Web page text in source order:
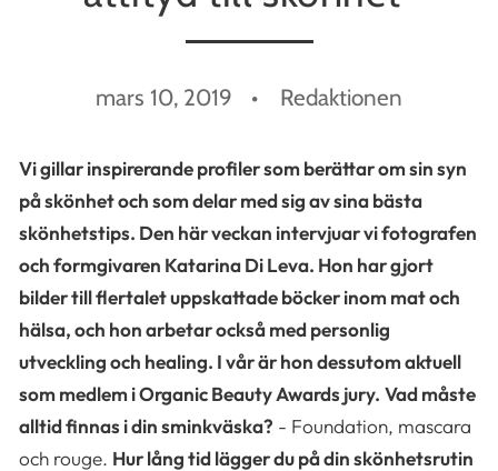
mars 10, 2019 Redaktionen
Vi gillar inspirerande profiler som berättar om sin syn
på skönhet och som delar med sig av sina bästa
skönhetstips. Den här veckan intervjuar vi fotografen
och formgivaren Katarina Di Leva. Hon har gjort
bilder till flertalet uppskattade böcker inom mat och
hälsa, och hon arbetar också med personlig
utveckling och healing. I vår är hon dessutom aktuell
som medlem i Organic Beauty Awards jury. Vad måste
alltid finnas i din sminkväska? - Foundation, mascara
och rouge. Hur lång tid lägger du på din skönhetsrutin